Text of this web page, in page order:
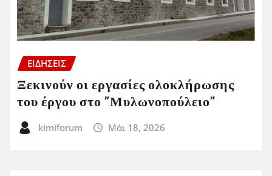
ΕΙΔΗΣΕΙΣ
Ξεκινούν οι εργασίες ολοκλήρωσης
του έργου στο ”Μυλωνοπούλειο”
kimiforum Μάι 18, 2026